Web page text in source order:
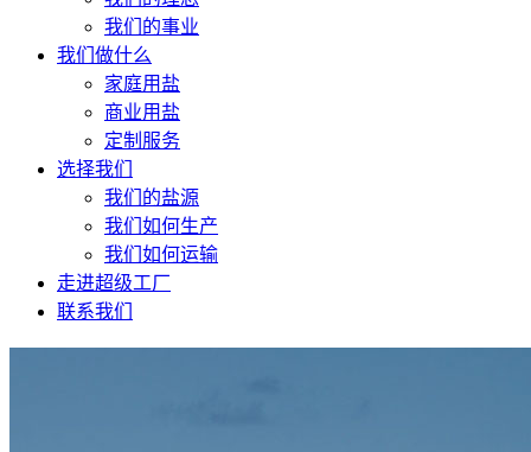
我们的事业
我们做什么
家庭用盐
商业用盐
定制服务
选择我们
我们的盐源
我们如何生产
我们如何运输
走进超级工厂
联系我们